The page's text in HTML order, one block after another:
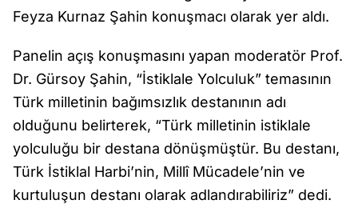
Feyza Kurnaz Şahin konuşmacı olarak yer aldı.
Panelin açış konuşmasını yapan moderatör Prof.
Dr. Gürsoy Şahin, “İstiklale Yolculuk” temasının
Türk milletinin bağımsızlık destanının adı
olduğunu belirterek, “Türk milletinin istiklale
yolculuğu bir destana dönüşmüştür. Bu destanı,
Türk İstiklal Harbi’nin, Millî Mücadele’nin ve
kurtuluşun destanı olarak adlandırabiliriz” dedi.